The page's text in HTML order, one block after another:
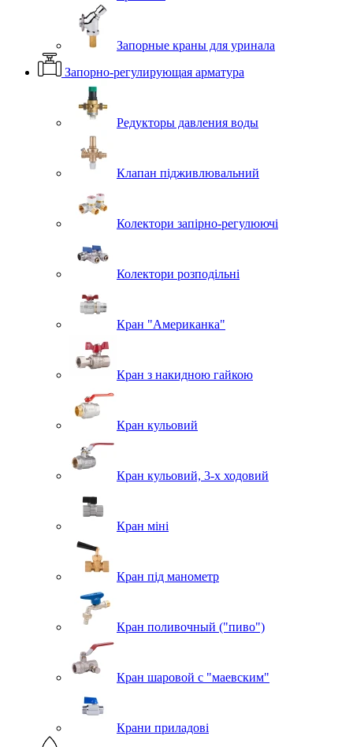
Запорные краны для уринала
Запорно-регулирующая арматура
Редукторы давления воды
Клапан підживлювальний
Колектори запірно-регулюючі
Колектори розподільні
Кран "Американка"
Кран з накидною гайкою
Кран кульовий
Кран кульовий, 3-х ходовий
Кран міні
Кран під манометр
Кран поливочный ("пиво")
Кран шаровой с "маевским"
Крани приладові